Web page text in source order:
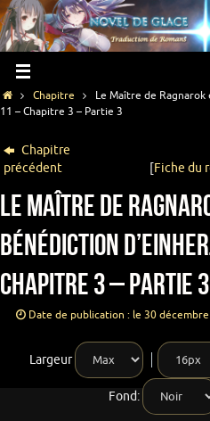
Chapitre
Le Maître de Ragnarok
11 – Chapitre 3 – Partie 3
Chapitre
précédent
[Fiche du
Le Maître de
Bénédiction
Chapitre 3 – Partie 3
Date de publication : le 30
Largeur
Fond: